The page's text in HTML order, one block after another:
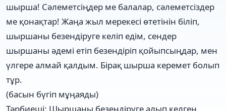
шырша! Сәлеметсіңдер ме балалар, сәлеметсіздер
ме қонақтар! Жаңа жыл мерекесі өтетінін біліп,
шыршаны безендіруге келіп едім, сендер
шыршаны әдемі етіп безендіріп қойыпсыңдар, мен
үлгере алмай қалдым. Бірақ шырша керемет болып
тұр.
(басын бүгіп мұңаяды)
Тәрбиеші: Шыршаны безендіруге алып келген